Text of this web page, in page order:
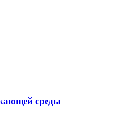
среды